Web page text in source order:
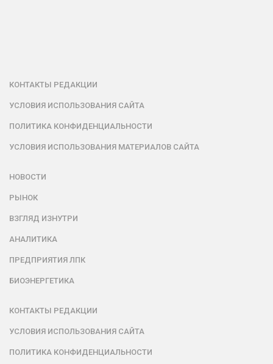
КОНТАКТЫ РЕДАКЦИИ
УСЛОВИЯ ИСПОЛЬЗОВАНИЯ САЙТА
ПОЛИТИКА КОНФИДЕНЦИАЛЬНОСТИ
УСЛОВИЯ ИСПОЛЬЗОВАНИЯ МАТЕРИАЛОВ САЙТА
НОВОСТИ
РЫНОК
ВЗГЛЯД ИЗНУТРИ
АНАЛИТИКА
ПРЕДПРИЯТИЯ ЛПК
БИОЭНЕРГЕТИКА
КОНТАКТЫ РЕДАКЦИИ
УСЛОВИЯ ИСПОЛЬЗОВАНИЯ САЙТА
ПОЛИТИКА КОНФИДЕНЦИАЛЬНОСТИ